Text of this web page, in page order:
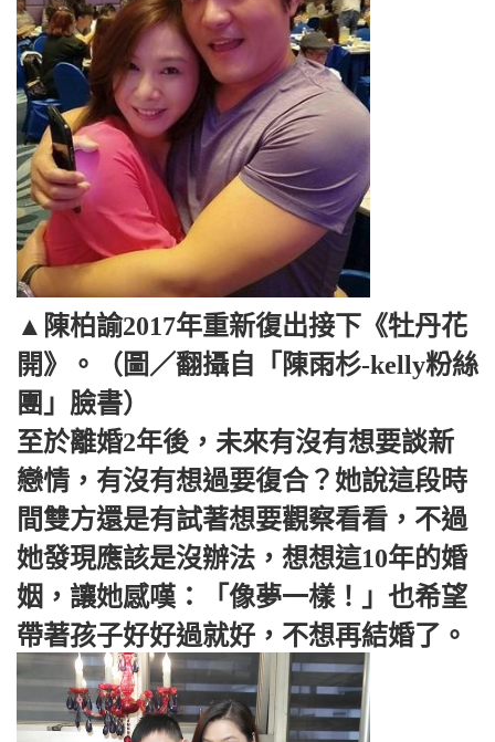
▲陳柏諭2017年重新復出接下《牡丹花
開》。（圖／翻攝自「陳雨杉-kelly粉絲
團」臉書）
至於離婚2年後，未來有沒有想要談新
戀情，有沒有想過要復合？她說這段時
間雙方還是有試著想要觀察看看，不過
她發現應該是沒辦法，想想這10年的婚
姻，讓她感嘆：「像夢一樣！」也希望
帶著孩子好好過就好，不想再結婚了。